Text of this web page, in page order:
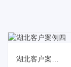
湖北客户案例